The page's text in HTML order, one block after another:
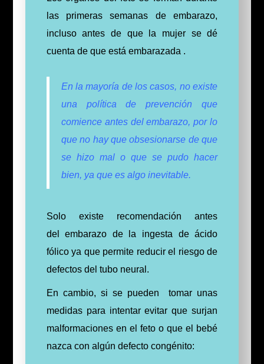
las primeras semanas de embarazo,
incluso antes de que la mujer se dé
cuenta de que está embarazada .
En la mayoría de los casos, no existe
una política de prevención que
comience antes del embarazo, por lo
que no hay que obsesionarse de que
se hizo mal o que se pudo hacer
bien, ya que es algo inevitable.
Solo existe recomendación antes
delembarazo de la ingesta de ácido
fólico ya que permite reducir el riesgo de
defectos del tubo neural.
En cambio, si se pueden tomar unas
medidas para intentar evitar que surjan
malformaciones en el feto o que el bebé
nazca con algún defecto congénito: